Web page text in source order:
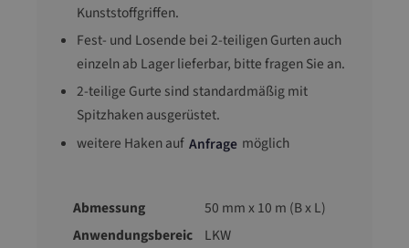
Kunststoffgriffen.
Fest- und Losende bei 2-teiligen Gurten auch
einzeln ab Lager lieferbar, bitte fragen Sie an.
2-teilige Gurte sind standardmäßig mit
Spitzhaken ausgerüstet.
weitere Haken auf Anfrage möglich
Abmessung
50 mm x 10 m (B x L)
Anwendungsbereic
LKW